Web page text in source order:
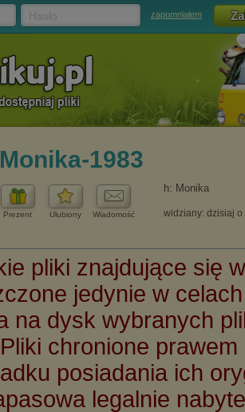
zapomniałem
Monika-1983
Prezent Ulubiony Wiadomość
h: Monika
widziany: dzisiaj o